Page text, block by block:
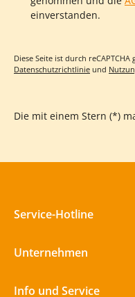
einverstanden.
Diese Seite ist durch
Datenschutzrichtlinie und
Die mit einem Stern (*)
Service-Hotline
Unternehmen
Info und Service